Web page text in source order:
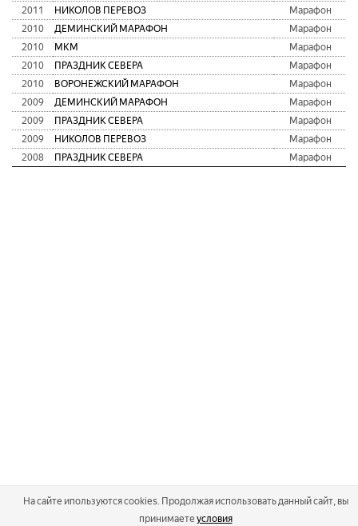
2011
НИКОЛОВ ПЕРЕВОЗ
Марафон
2010
ДЕМИНСКИЙ МАРАФОН
Марафон
2010
МКМ
Марафон
2010
ПРАЗДНИК СЕВЕРА
Марафон
2010
ВОРОНЕЖСКИЙ МАРАФОН
Марафон
2009
ДЕМИНСКИЙ МАРАФОН
Марафон
2009
ПРАЗДНИК СЕВЕРА
Марафон
2009
НИКОЛОВ ПЕРЕВОЗ
Марафон
2008
ПРАЗДНИК СЕВЕРА Марафон
На сайте ипользуются cookies. Продолжая использовать данный сайт, вы
принимаете условия